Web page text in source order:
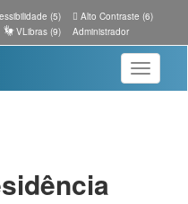
(5)
Alto Contraste (6)
VLibras (9) Administrador
Toggle